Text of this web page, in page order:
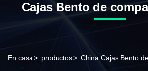
Cajas Bento de
En casa> productos> China Cajas Bento